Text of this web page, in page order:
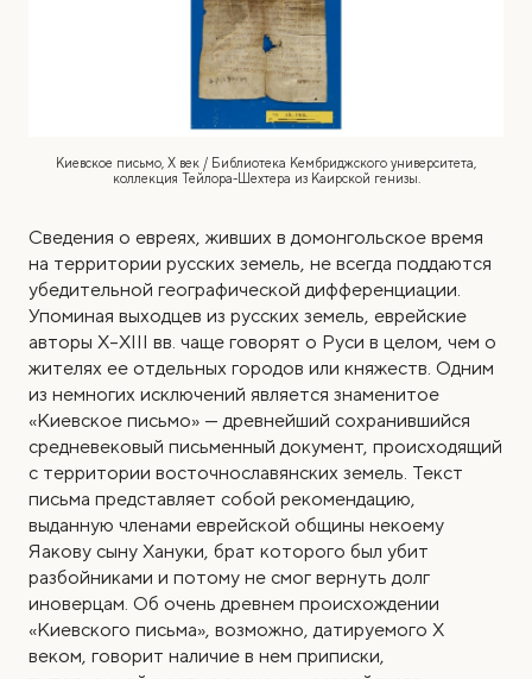
Киевское письмо, Х век / Библиотека Кембриджского университета,
коллекция Тейлора-Шехтера из Каирской генизы.
Сведения о евреях, живших в домонгольское время
на территории русских земель, не всегда поддаются
убедительной географической дифференциации.
Упоминая выходцев из русских земель, еврейские
авторы X–XIII вв. чаще говорят о Руси в целом, чем о
жителях ее отдельных городов или княжеств. Одним
из немногих исключений является знаменитое
«Киевское письмо» — древнейший сохранившийся
средневековый письменный документ, происходящий
с территории восточнославянских земель. Текст
письма представляет собой рекомендацию,
выданную членами еврейской общины некоему
Яакову сыну Хануки, брат которого был убит
разбойниками и потому не смог вернуть долг
иноверцам. Об очень древнем происхождении
«Киевского письма», возможно, датируемого X
веком, говорит наличие в нем приписки,